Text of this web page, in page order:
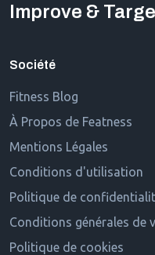
Improve &
Société
Fitness Blog
À Propos de Featness
Mentions Légales
Conditions d'utilisation
Politique de
Conditions générales de
Politique de cookies